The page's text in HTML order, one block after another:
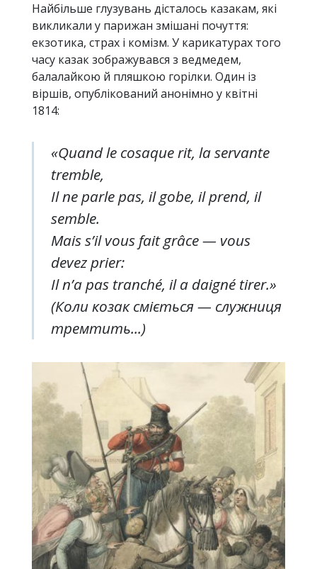
Найбільше глузувань дісталось казакам, які
викликали у парижан змішані почуття:
екзотика, страх і комізм. У карикатурах того
часу казак зображувався з ведмедем,
балалайкою й пляшкою горілки. Один із
віршів, опублікований анонімно у квітні
1814:
«Quand le cosaque rit, la servante
tremble,
Il ne parle pas, il gobe, il prend, il
semble.
Mais s’il vous fait grâce — vous
devez prier:
Il n’a pas tranché, il a daigné tirer.»
(Коли козак сміється — служниця
тремтить...)